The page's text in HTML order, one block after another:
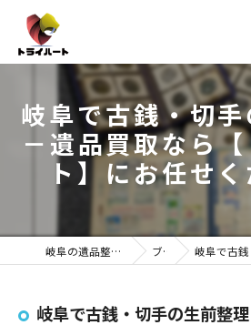
岐阜で古銭・切
－遺品買取なら
ト】にお任せく
岐阜の遺品整理ならトライハート ブログ 岐阜で古銭・切手の生前
岐阜で古銭・切手の生前整